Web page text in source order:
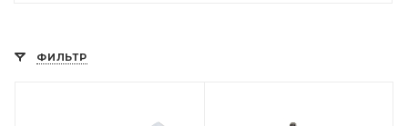
ФИЛЬТР